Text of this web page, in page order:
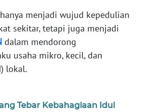
menjadi wujud kepedulian
sekitar, tetapi juga menjadi
dalam mendorong
usaha mikro, kecil, dan
lokal.
Tebar Kebahagiaan Idul